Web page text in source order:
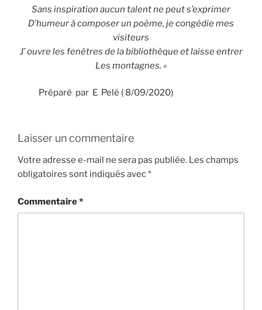
Sans inspiration aucun talent ne peut s’exprimer
D’humeur à composer un poème, je congédie mes
visiteurs
J’ ouvre les fenêtres de la bibliothèque et laisse entrer
Les montagnes. »
Préparé par E Pelé ( 8/09/2020)
Laisser un commentaire
Votre adresse e-mail ne sera pas publiée. Les champs
obligatoires sont indiqués avec*
Commentaire*